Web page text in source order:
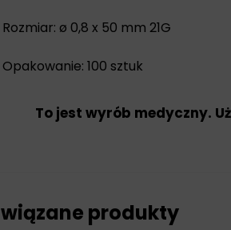
Rozmiar: ø 0,8 x 50 mm 21G
Opakowanie: 100 sztuk
To jest wyrób medyczny.
produkty